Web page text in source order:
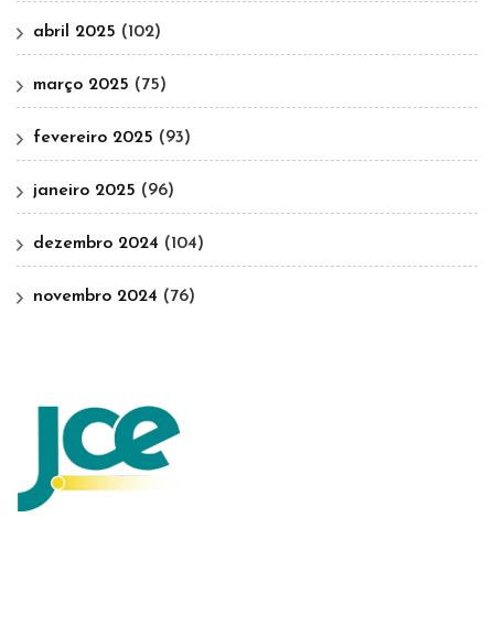
abril 2025 (102)
março 2025 (75)
fevereiro 2025 (93)
janeiro 2025 (96)
dezembro 2024 (104)
novembro 2024 (76)